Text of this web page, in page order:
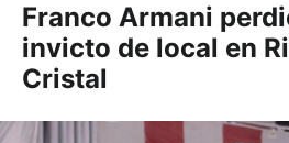
Franco Armani
invicto de local en
Cristal